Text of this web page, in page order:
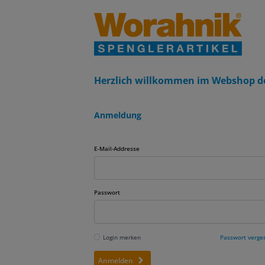
Herzlich willkommen im Webshop
Anmeldung
E-Mail-Addresse
Passwort
Login merken Passwort
Anmelden